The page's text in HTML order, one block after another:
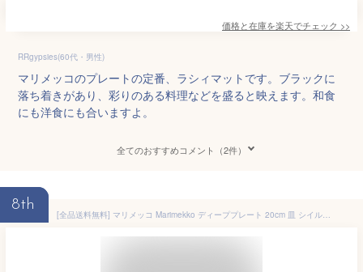
価格と在庫を楽天でチェック >>
RRgypsies(60代・男性)
マリメッコのプレートの定番、ラシィマットです。ブラックに
落ち着きがあり、彩りのある料理などを盛ると映えます。和食
にも洋食にも合いますよ。
全てのおすすめコメント（2件）
8th
[全品送料無料] マリメッコ Marimekko ディーププレート 20cm 皿 シイルトラプータルハ / ラシィマット Oiva / Siirtolapuutarha Rasymatto 食器 お皿 あす楽